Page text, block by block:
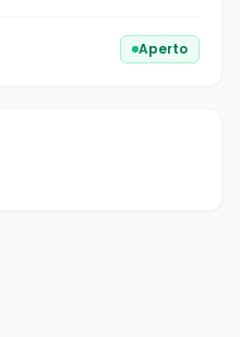
Aperto